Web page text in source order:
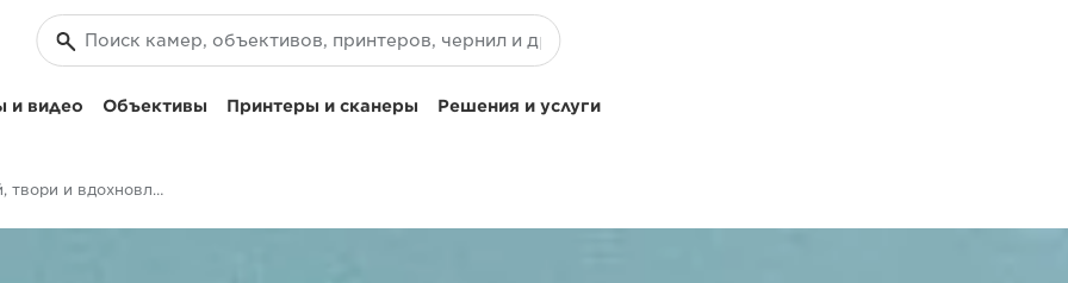
и видео Объективы Принтеры и сканеры Решения и услуги
Печатай, твори и вдохновляй с @paperboyo